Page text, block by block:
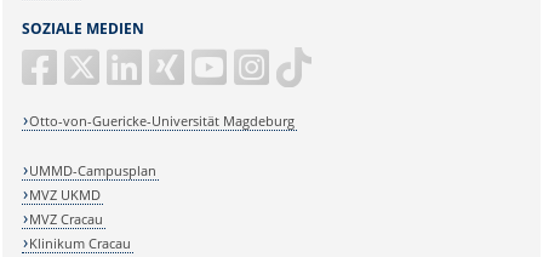
SOZIALE MEDIEN
Otto-von-Guericke-Universität Magdeburg
UMMD-Campusplan
MVZ UKMD
MVZ Cracau
Klinikum Cracau